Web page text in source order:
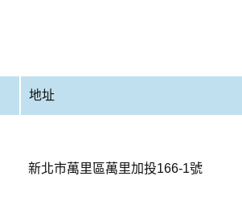
地址
新北市萬里區萬里加投166-1號